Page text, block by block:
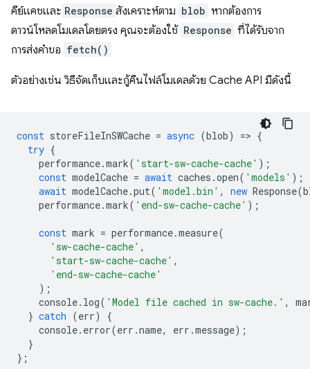
คีย์แคชและ Response สังเคราะห์ตาม blob หากต้องการ
ดาวน์โหลดโมเดลโดยตรง คุณจะต้องใช้ Response ที่ได้รับจาก
การส่งคำขอ fetch()
ตัวอย่างเช่น วิธีจัดเก็บและกู้คืนไฟล์โมเดลด้วย Cache API มีดังนี้
const storeFileInSWCache = async (blob) => {
try {
performance.mark( 'start-sw-cache-cache' );
const modelCache = await caches .open( 'models' );
await modelCache.put( 'model.bin' , new Response(
performance.mark( 'end-sw-cache-cache' );
const mark = performance.measure(
'sw-cache-cache' ,
'start-sw-cache-cache' ,
'end-sw-cache-cache'
);
console. log( 'Model file cached in sw-cache.' ,
} catch (err)
{
console. error(err .name, err .message);
}
};